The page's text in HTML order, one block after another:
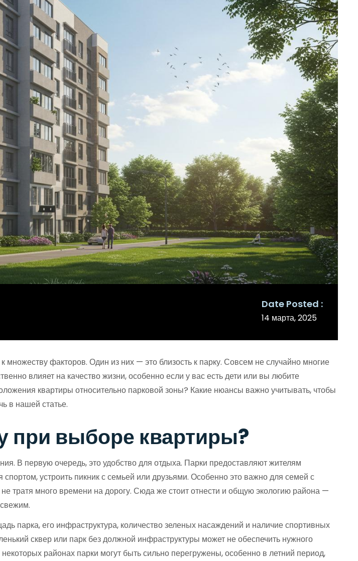
Date Posted
14 марта, 2025
факторов. Один из них — это близость к парку. Совсем не случайно многие
влияет на качество жизни, особенно если у вас есть дети или вы любите
квартиры относительно парковой зоны? Какие нюансы важно учитывать, чтобы
в нашей статье.
при выборе квартиры?
В первую очередь, это удобство для отдыха. Парки предоставляют жителям
устроить пикник с семьей или друзьями. Особенно это важно для семей с
тратя много времени на дорогу. Сюда же стоит отнести и общую экологию района —
парка, его инфраструктура, количество зеленых насаждений и наличие спортивных
сквер или парк без должной инфраструктуры может не обеспечить нужного
районах парки могут быть сильно перегружены, особенно в летний период,